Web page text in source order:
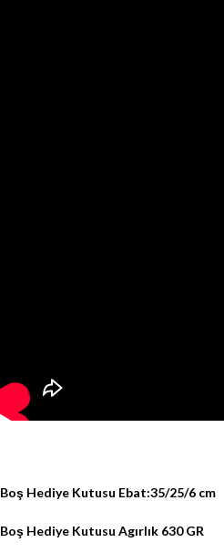
Boş Hediye Kutusu Ebat:35/25/6 cm
Boş Hediye Kutusu Agırlık 630 GR